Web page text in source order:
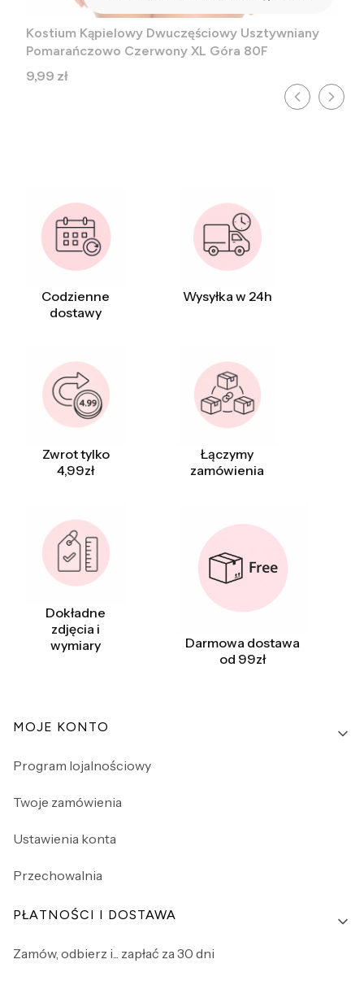
Kostium Kąpielowy Dwuczęściowy Usztywniany
Pomarańczowo Czerwony XL Góra 80F
Cena
9,99 zł
Codzienne
dostawy
Wysyłka w 24h
Zwrot tylko
4,99zł
Łączymy
zamówienia
Dokładne
zdjęcia i
wymiary
Darmowa dostawa
od 99zł
Linki w stopce
MOJE KONTO
Program lojalnościowy
Twoje zamówienia
Ustawienia konta
Przechowalnia
PŁATNOŚCI I DOSTAWA
Zamów, odbierz i... zapłać za 30 dni